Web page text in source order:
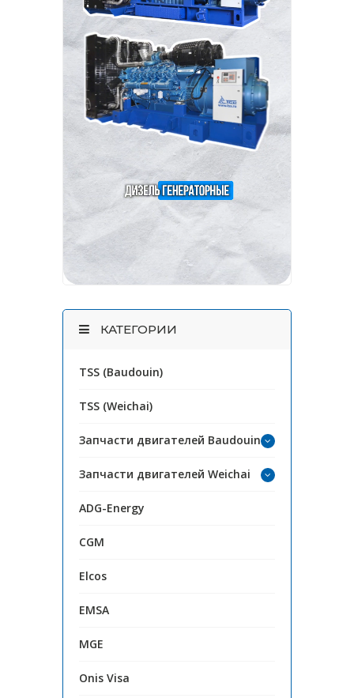
КАТЕГОРИИ
TSS (Baudouin)
TSS (Weichai)
Запчасти двигателей Baudouin
Запчасти двигателей Weichai
ADG-Energy
CGM
Elcos
EMSA
MGE
Onis Visa